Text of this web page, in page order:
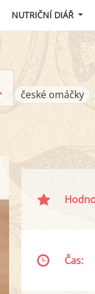
NUTRIČNÍ DIÁŘ
české omáčky
Čas: